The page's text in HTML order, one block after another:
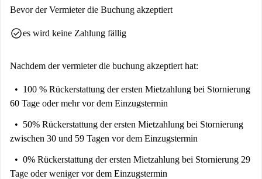
Weitere gastronomische Einrichtungen sind Pizza Montebello und
Bevor der Vermieter die Buchung akzeptiert
check_circlees wird keine Zahlung fällig
Nachdem der vermieter die buchung akzeptiert hat:
100 % Rückerstattung der ersten Mietzahlung bei Stornierung
60 Tage oder mehr vor dem Einzugstermin
50% Rückerstattung der ersten Mietzahlung bei Stornierung
zwischen 30 und 59 Tagen vor dem Einzugstermin
0% Rückerstattung der ersten Mietzahlung bei Stornierung 29
Tage oder weniger vor dem Einzugstermin